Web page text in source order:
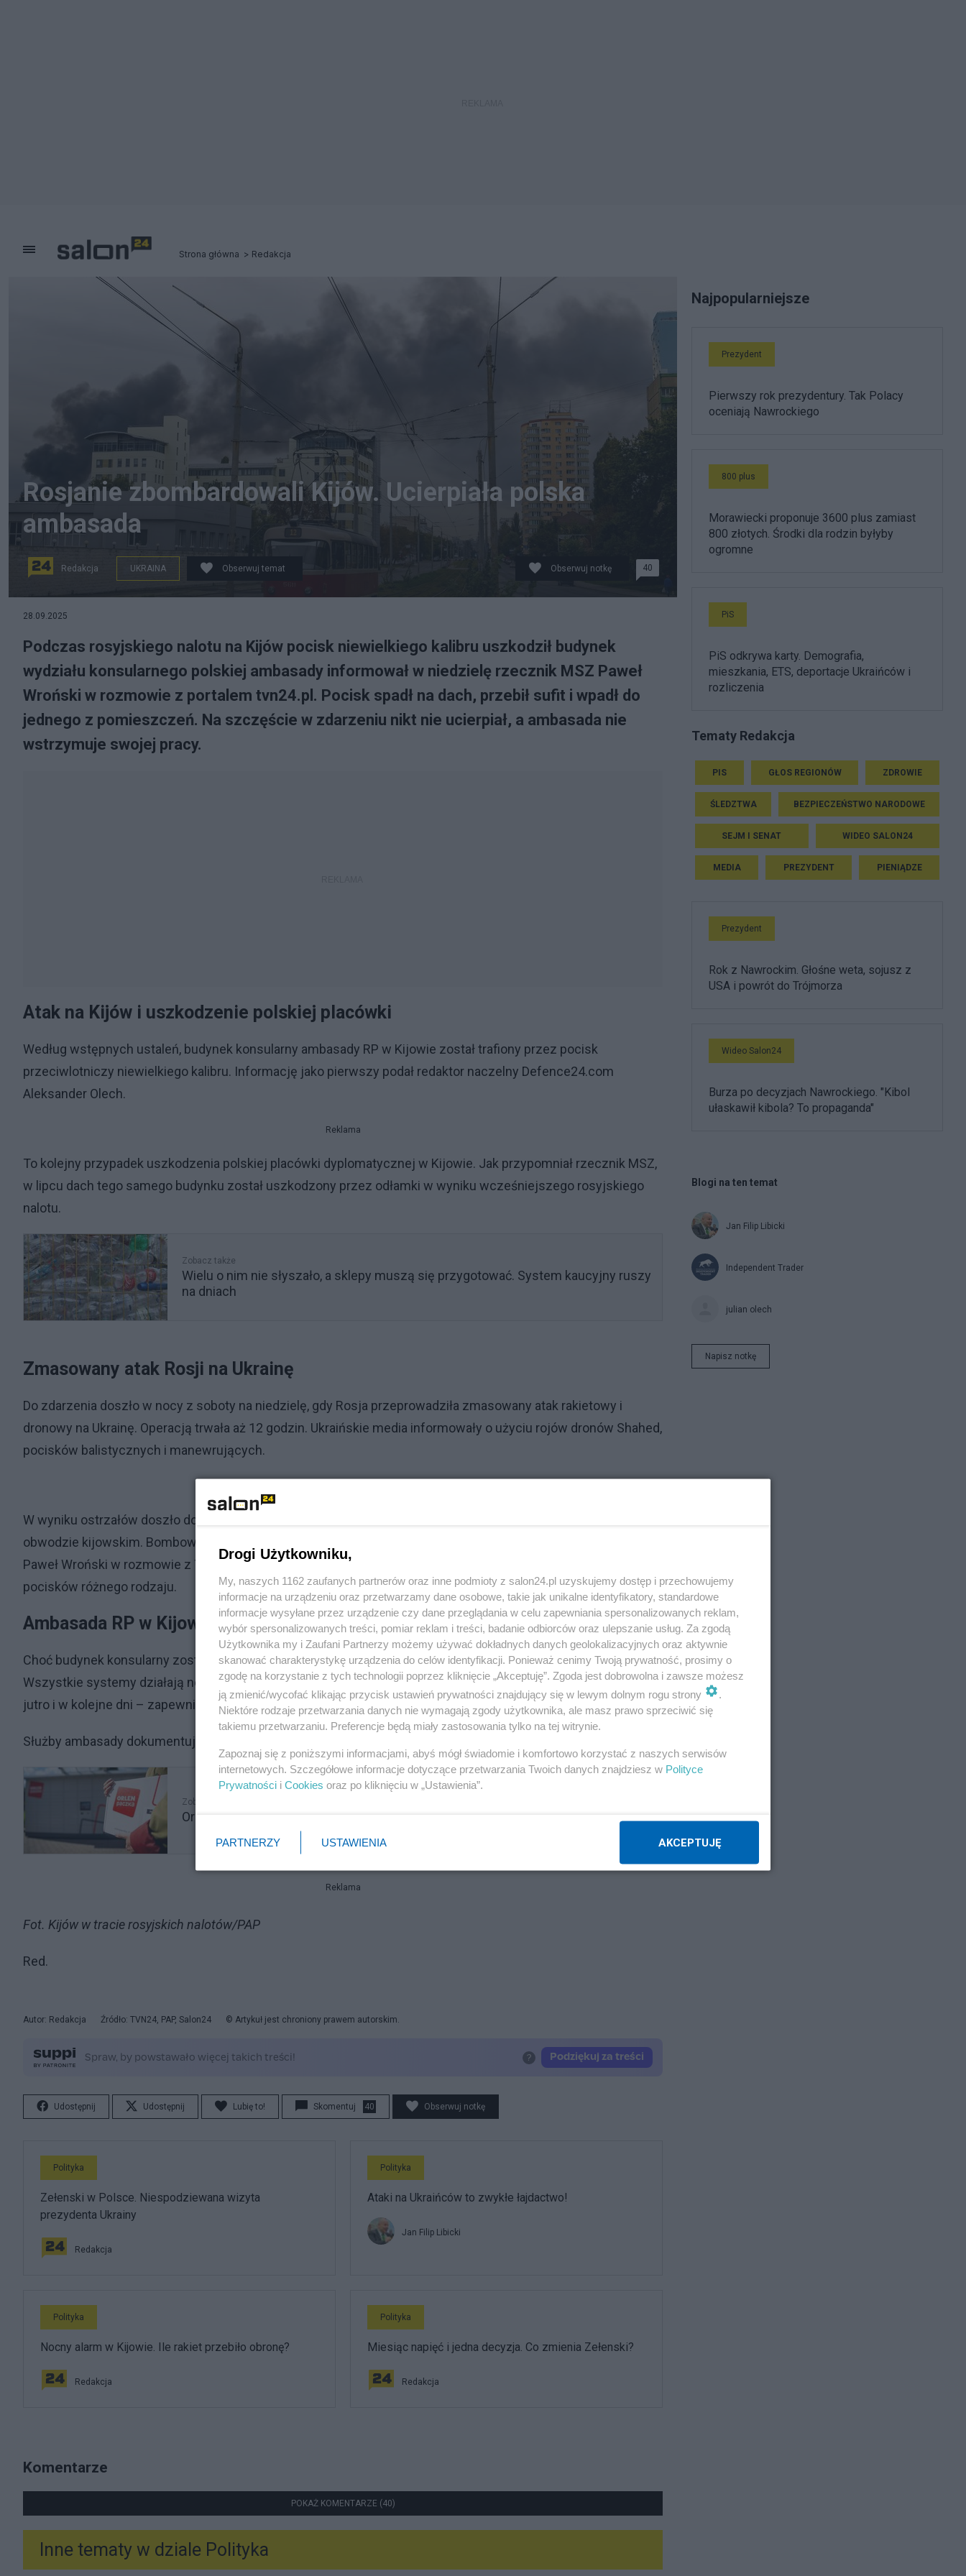
Strona główna Redakcja
Rosjanie zbombardowali Kijów. Ucierpiała polska
ambasada
Redakcja UKRAINA Obserwuj temat Obserwuj notkę 40
28.09.2025
Podczas rosyjskiego nalotu na Kijów pocisk niewielkiego kalibru uszkodził budynek
wydziału konsularnego polskiej ambasady informował w niedzielę rzecznik MSZ Paweł
Wroński w rozmowie z portalem tvn24.pl. Pocisk spadł na dach, przebił sufit i wpadł do
jednego z pomieszczeń. Na szczęście w zdarzeniu nikt nie ucierpiał, a ambasada nie
wstrzymuje swojej pracy.
Atak na Kijów i uszkodzenie polskiej placówki
Według wstępnych ustaleń, budynek konsularny ambasady RP w Kijowie został trafiony przez pocisk
przeciwlotniczy niewielkiego kalibru. Informację jako pierwszy podał redaktor naczelny Defence24.com
Aleksander Olech.
Reklama
To kolejny przypadek uszkodzenia polskiej placówki dyplomatycznej w Kijowie. Jak przypomniał rzecznik MSZ,
w lipcu dach tego samego budynku został uszkodzony przez odłamki w wyniku wcześniejszego rosyjskiego
nalotu.
Zobacz także
Wielu o nim nie słyszało, a sklepy muszą się przygotować. System kaucyjny ruszy
na dniach
Zmasowany atak Rosji na Ukrainę
Do zdarzenia doszło w nocy z soboty na niedzielę, gdy Rosja przeprowadziła zmasowany atak rakietowy i
dronowy na Ukrainę. Operacją trwała aż 12 godzin. Ukraińskie media informowały o użyciu rojów dronów Shahed,
pocisków balistycznych i manewrujących.
W wyniku ostrzałów doszło do licznych pożarów budynków prywatnych, publicznych i przemysłowych w
obwodzie kijowskim. Bombowe ataki odnotowano także w innych regionach, w tym w Zaporożu i Chmielnickim.
Paweł Wroński w rozmowie z TVN24 przekazał, że tej nocy nad Ukrainę nadleciało około 500 dronów i około 40
pocisków różnego rodzaju.
Ambasada RP w Kijowie działa bez zmian
Choć budynek konsularny został uszkodzony, ambasada RP w Kijowie nie wstrzymuje swojej pracy. –
Wszystkie systemy działają normalnie. Nasza placówka działa w Kijowie permanentnie. Będzie działała również
jutro i w kolejne dni – zapewnił rzecznik MSZ.
Służby ambasady dokumentują szkody, a ostateczny raport zostanie przekazany do centrali w Warszawie.
Zobacz także
Orlen i Poczta Polska łączą siły. Nowość na rynku kurierskim
Reklama
Fot. Kijów w tracie rosyjskich nalotów/PAP
Red.
Autor: Redakcja Źródło: TVN24, PAP, Salon24 © Artykuł jest chroniony prawem autorskim.
Udostępnij Udostępnij Lubię to! Skomentuj 40 Obserwuj notkę
Polityka
Zełenski w Polsce. Niespodziewana wizyta
prezydenta Ukrainy
Redakcja
Polityka
Ataki na Ukraińców to zwykłe łajdactwo!
Jan Filip Libicki
Polityka
Nocny alarm w Kijowie. Ile rakiet przebiło obronę?
Redakcja
Polityka
Miesiąc napięć i jedna decyzja. Co zmienia Zełenski?
Redakcja
Komentarze
POKAŻ KOMENTARZE (40)
Inne tematy w dziale Polityka
Najpopularniejsze
Prezydent
Pierwszy rok prezydentury. Tak Polacy
oceniają Nawrockiego
800 plus
Morawiecki proponuje 3600 plus zamiast
800 złotych. Środki dla rodzin byłyby
ogromne
PiS
PiS odkrywa karty. Demografia,
mieszkania, ETS, deportacje Ukraińców i
rozliczenia
Tematy Redakcja
PIS GŁOS REGIONÓW ZDROWIE
ŚLEDZTWA BEZPIECZEŃSTWO NARODOWE
SEJM I SENAT WIDEO SALON24
MEDIA PREZYDENT PIENIĄDZE
Prezydent
Rok z Nawrockim. Głośne weta, sojusz z
USA i powrót do Trójmorza
Wideo Salon24
Burza po decyzjach Nawrockiego. "Kibol
ułaskawił kibola? To propaganda"
Blogi na ten temat
Jan Filip Libicki
Independent Trader
julian olech
Napisz notkę
Drogi Użytkowniku,
My, naszych 1162 zaufanych partnerów oraz inne podmioty z salon24.pl uzyskujemy dostęp i przechowujemy
informacje na urządzeniu oraz przetwarzamy dane osobowe, takie jak unikalne identyfikatory, standardowe
informacje wysyłane przez urządzenie czy dane przeglądania w celu zapewniania spersonalizowanych reklam,
wybór spersonalizowanych treści, pomiar reklam i treści, badanie odbiorców oraz ulepszanie usług. Za zgodą
Użytkownika my i Zaufani Partnerzy możemy używać dokładnych danych geolokalizacyjnych oraz aktywnie
skanować charakterystykę urządzenia do celów identyfikacji. Ponieważ cenimy Twoją prywatność, prosimy o
zgodę na korzystanie z tych technologii poprzez kliknięcie „Akceptuję”. Zgoda jest dobrowolna i zawsze możesz
ją zmienić/wycofać klikając przycisk ustawień prywatności znajdujący się w lewym dolnym rogu strony
.
Niektóre rodzaje przetwarzania danych nie wymagają zgody użytkownika, ale masz prawo sprzeciwić się
takiemu przetwarzaniu. Preferencje będą miały zastosowania tylko na tej witrynie.
Zapoznaj się z poniższymi informacjami, abyś mógł świadomie i komfortowo korzystać z naszych serwisów
internetowych. Szczegółowe informacje dotyczące przetwarzania Twoich danych znajdziesz w Polityce
Prywatności i Cookies oraz po kliknięciu w „Ustawienia”.
PARTNERZY USTAWIENIA AKCEPTUJĘ